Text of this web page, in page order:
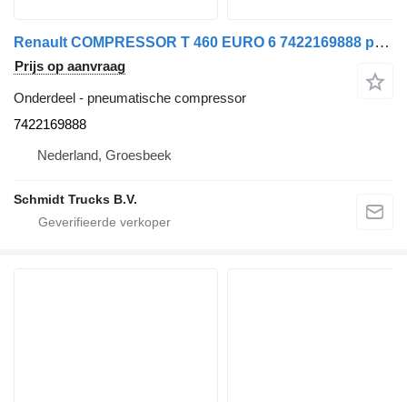
Renault COMPRESSOR T 460 EURO 6 7422169888 pneumatische compressor voor vrachtwagen
Prijs op aanvraag
Onderdeel - pneumatische compressor
7422169888
Nederland, Groesbeek
Schmidt Trucks B.V.